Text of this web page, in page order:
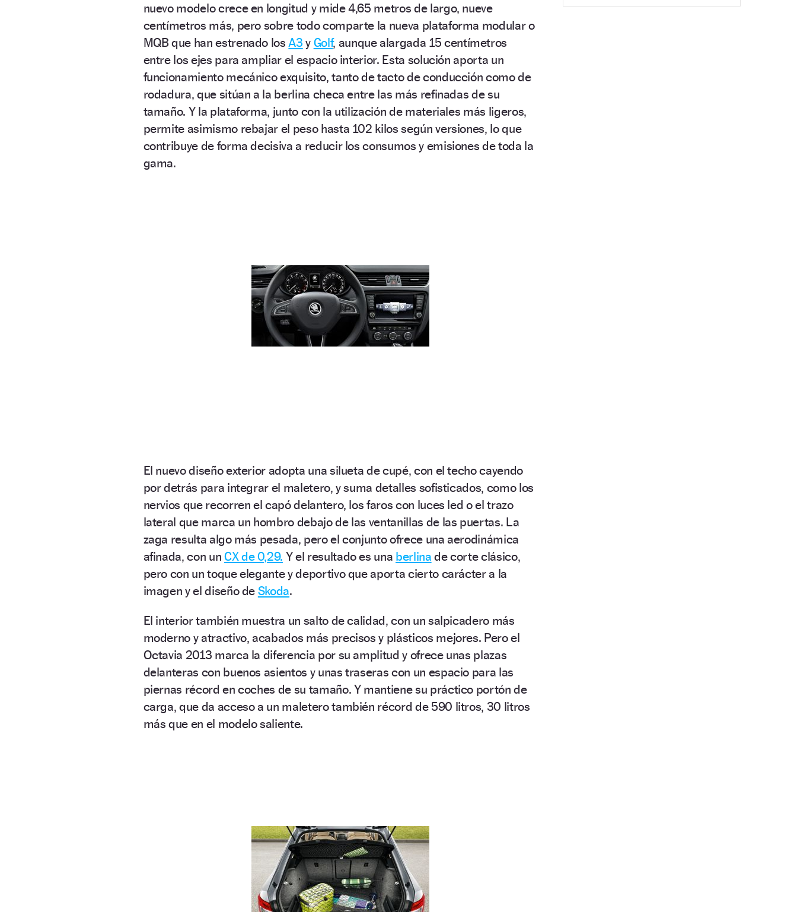
nuevo modelo crece en longitud y mide 4,65 metros de largo, nueve
centímetros más, pero sobre todo comparte la nueva plataforma modular o
MQB que han estrenado losA3 y Golf, aunque alargada 15 centímetros
entre los ejes para ampliar el espacio interior. Esta solución aporta un
funcionamiento mecánico exquisito, tanto de tacto de conducción como de
rodadura, que sitúan a la berlina checa entre las más refinadas de su
tamaño. Y la plataforma, junto con la utilización de materiales más ligeros,
permite asimismo rebajar el peso hasta 102 kilos según versiones, lo que
contribuye de forma decisiva a reducir los consumos y emisiones de toda la
gama.
El nuevo diseño exterior adopta una silueta de cupé, con el techo cayendo
por detrás para integrar el maletero, y suma detalles sofisticados, como los
nervios que recorren el capó delantero, los faros con luces led o el trazo
lateral que marca un hombro debajo de las ventanillas de las puertas. La
zaga resulta algo más pesada, pero el conjunto ofrece una aerodinámica
afinada, con un CX de 0,29. Y el resultado es una berlina de corte clásico,
pero con un toque elegante y deportivo que aporta cierto carácter a la
imagen y el diseño de Skoda.
El interior también muestra un salto de calidad, con un salpicadero más
moderno y atractivo, acabados más precisos y plásticos mejores. Pero el
Octavia 2013 marca la diferencia por su amplitud y ofrece unas plazas
delanteras con buenos asientos y unas traseras con un espacio para las
piernas récord en coches de su tamaño. Y mantiene su práctico portón de
carga, que da acceso a un maletero también récord de 590 litros, 30 litros
más que en el modelo saliente.